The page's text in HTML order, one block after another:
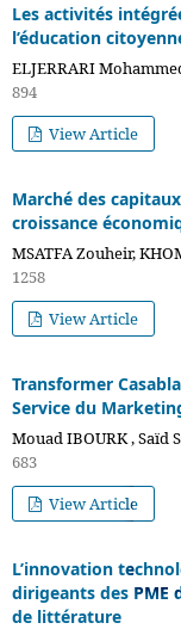
Les activités
l’éducation
ELJERRARI
894
View Article
Marché des
croissance
MSATFA Zouheir,
1258
View Article
Transformer
Service du
Mouad IBOURK , Saïd
683
View Article
L’innovation
dirigeants des PME
de littérature